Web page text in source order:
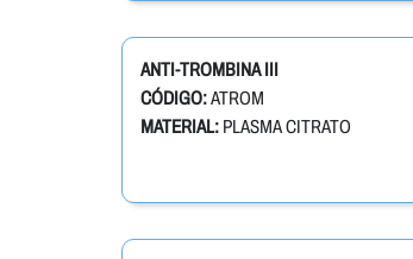
ANTI-TROMBINA III
CÓDIGO:ATROM
MATERIAL: PLASMA CITRATO